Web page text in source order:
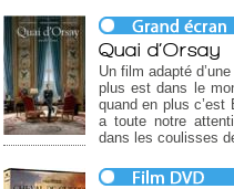
Quai d’Orsay
Un film adapté
plus est dans le
quand en plus c’est
a toute notre
dans les coulisses